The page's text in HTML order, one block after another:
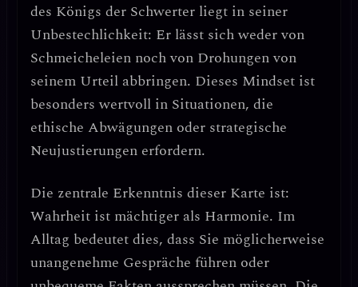
des Königs der Schwerter liegt in seiner
Unbestechlichkeit: Er lässt sich weder von
Schmeicheleien noch von Drohungen von
seinem Urteil abbringen. Dieses Mindset ist
besonders wertvoll in Situationen, die
ethische Abwägungen oder strategische
Neujustierungen erfordern.
Die zentrale Erkenntnis dieser Karte ist:
Wahrheit ist mächtiger als Harmonie. Im
Alltag bedeutet dies, dass Sie möglicherweise
unangenehme Gespräche führen oder